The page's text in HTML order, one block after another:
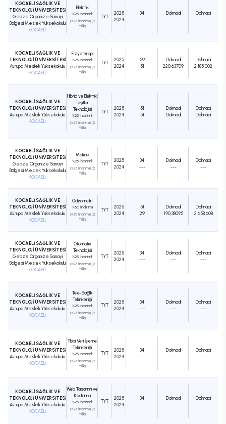
KOCAELİ SAĞLIK VE
TEKNOLOJİ ÜNİVERSİTESİ
Gebze Organize Sanayi
Bölgesi Meslek Yüksekokulu
KOCAELİ
Elektrik
%25 İndirimli
(%25 İndirimli) (2
Yıllık)
TYT
2025
2024
34
---
Dolmadı
---
Dolmadı
---
KOCAELİ SAĞLIK VE
TEKNOLOJİ ÜNİVERSİTESİ
Avrupa Meslek Yüksekokulu
KOCAELİ
Fizyoterapi
%25 İndirimli
(%25 İndirimli) (2
Yıllık)
TYT
2025
2024
59
51
Dolmadı
220,63709
Dolmadı
2.185.002
KOCAELİ SAĞLIK VE
TEKNOLOJİ ÜNİVERSİTESİ
Avrupa Meslek Yüksekokulu
KOCAELİ
Hibrid ve Elektrikli
Taşıtlar
Teknolojisi
%25 İndirimli
(%25 İndirimli) (2
Yıllık)
TYT
2025
2024
51
51
Dolmadı
Dolmadı
Dolmadı
Dolmadı
KOCAELİ SAĞLIK VE
TEKNOLOJİ ÜNİVERSİTESİ
Gebze Organize Sanayi
Bölgesi Meslek Yüksekokulu
KOCAELİ
Makine
%25 İndirimli
(%25 İndirimli) (2
Yıllık)
TYT
2025
2024
34
---
Dolmadı
---
Dolmadı
---
KOCAELİ SAĞLIK VE
TEKNOLOJİ ÜNİVERSİTESİ
Avrupa Meslek Yüksekokulu
KOCAELİ
Odyometri
%50 İndirimli
(%50 İndirimli) (2
Yıllık)
TYT
2025
2024
51
29
Dolmadı
190,38095
Dolmadı
2.658.608
KOCAELİ SAĞLIK VE
TEKNOLOJİ ÜNİVERSİTESİ
Gebze Organize Sanayi
Bölgesi Meslek Yüksekokulu
KOCAELİ
Otomotiv
Teknolojisi
%25 İndirimli
(%25 İndirimli) (2
Yıllık)
TYT
2025
2024
34
---
Dolmadı
---
Dolmadı
---
KOCAELİ SAĞLIK VE
TEKNOLOJİ ÜNİVERSİTESİ
Avrupa Meslek Yüksekokulu
KOCAELİ
Tele-Sağlık
Teknikerliği
%25 İndirimli
(%25 İndirimli) (2
Yıllık)
TYT
2025
2024
34
---
Dolmadı
---
Dolmadı
---
KOCAELİ SAĞLIK VE
TEKNOLOJİ ÜNİVERSİTESİ
Avrupa Meslek Yüksekokulu
KOCAELİ
Tıbbi Veri İşleme
Teknikerliği
%25 İndirimli
(%25 İndirimli) (2
Yıllık)
TYT
2025
2024
34
---
Dolmadı
---
Dolmadı
---
KOCAELİ SAĞLIK VE
TEKNOLOJİ ÜNİVERSİTESİ
Avrupa Meslek Yüksekokulu
KOCAELİ
Web Tasarımı ve
Kodlama
%25 İndirimli
(%25 İndirimli) (2
Yıllık)
TYT
2025
2024
34
---
Dolmadı
---
Dolmadı
---